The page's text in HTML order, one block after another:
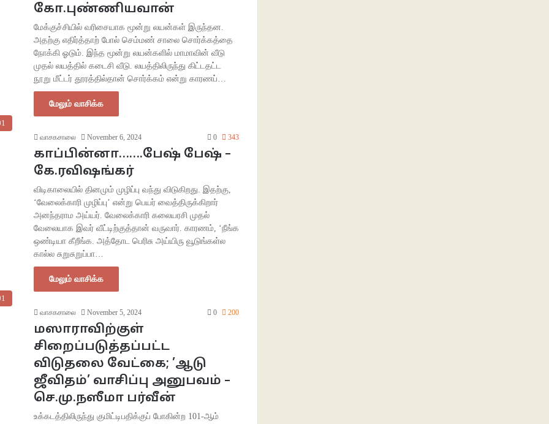
கோ.புண்ணியவான்
மேக்குச்சியில் வரிசையாக மூன்று லயன்கள் இருந்தன.
அதற்கு எதிர்த்தாற் போல் செம்மண் சாலை சொர்க்கத்தை
நோக்கி ஓடும். இந்த மூன்று லயன்களில் மாமாவின் வீடு
முதல் லயத்தில் கடைசி வீடு. லயத்திலிருந்து கிட்டதட்ட
நூறு மீட்டர் தூரத்தில்தான் சொர்க்கம் என்று காரணப்…
மேலும் வாசிக்க
வாசகசாலை November 6, 2024 0 343
காப்பின்னா…….பேஷ் பேஷ் –
கே.ரவிஷங்கர்
விடிகாலையில் தினமும் முழிப்பு வந்து விடுகிறது. இதற்கு,
‘வேலைக்காரி முழிப்பு’ என்று பெயர் வைத்திருக்கிறார்
அனந்தராம அய்யர். வேலைக்காரி கலையரசி முதல்
வேலையாக இவர் வீட்டிற்குத்தான் வருவார். காரணம், ‘நீங்க
ஒண்டியா கீறீங்க. அத்தோட பெரிசு அய்யிரு வூடுங்கள்ல
கால்ல சுறுசுறுப்பா…
மேலும் வாசிக்க
வாசகசாலை November 5, 2024 0 200
மஸாராவிற்குள்
சிறைப்படுத்தப்பட்ட
விடுதலை வேட்கை; ’ஆடு
ஜீவிதம்’ வாசிப்பு அனுபவம் –
செ.மு.நஸீமா பர்வீன்
உக்கடத்திலிருந்து குமிட்டிபதிக்குப் போகின்ற 101-ஆம்